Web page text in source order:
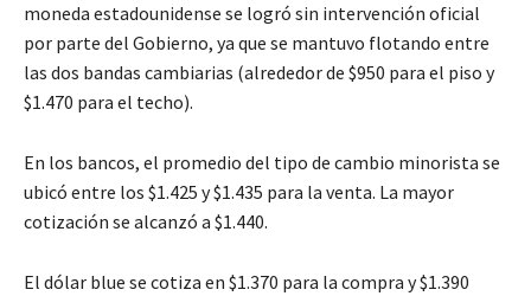
moneda estadounidense se logró sin intervención oficial
por parte del Gobierno, ya que se mantuvo flotando entre
las dos bandas cambiarias (alrededor de $950 para el piso y
$1.470 para el techo).
En los bancos, el promedio del tipo de cambio minorista se
ubicó entre los $1.425 y $1.435 para la venta. La mayor
cotización se alcanzó a $1.440.
El dólar blue se cotiza en $1.370 para la compra y $1.390